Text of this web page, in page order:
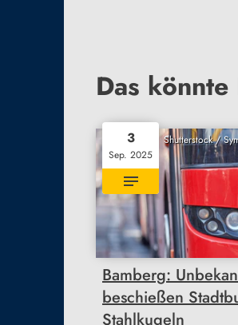
Das
Shutterstock /
3
Sep. 2025
Bamberg:
beschießen
Stahlkugeln